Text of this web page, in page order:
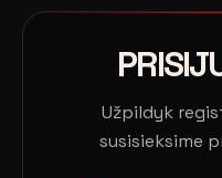
Užpildyk
susisieksime